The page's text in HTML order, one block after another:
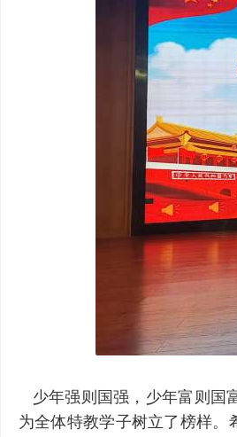
少年强则国强，少年富则国
为全体特教学子树立了榜样